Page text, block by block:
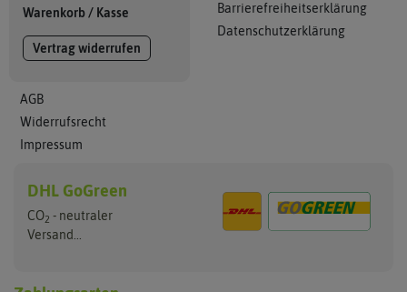
Warenkorb / Kasse
Vertrag widerrufen
AGB
Widerrufsrecht
Impressum
Barrierefreiheitserklärung
Datenschutzerklärung
DHL GoGreen
CO2 - neutraler
Versand...